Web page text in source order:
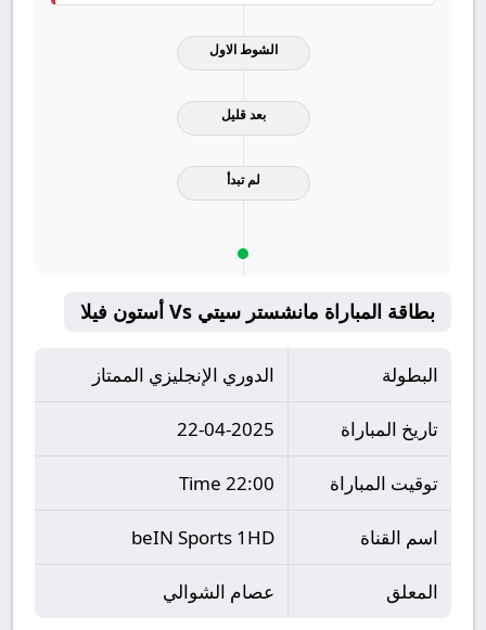
الشوط الاول
بعد قليل
لم تبدأ
بطاقة المباراة مانشستر سيتي Vs أستون فيلا
البطولة الدوري الإنجليزي الممتاز
تاريخ المباراة 22-04-2025
توقيت المباراة 22:00 Time
اسم القناة beIN Sports 1HD
المعلق عصام الشوالي